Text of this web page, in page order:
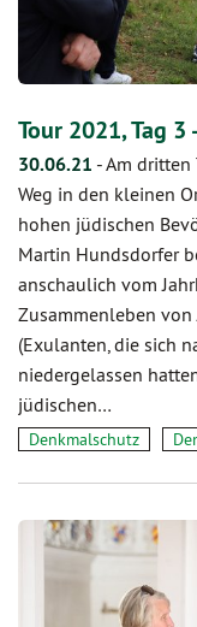
Tour 2021, Tag
30.06.21 -Am dritten
Weg in den kleinen
hohen jüdischen
Martin Hundsdorfer
anschaulich vom
Zusammenleben
(Exulanten, die sich
niedergelassen
jüdischen…
Denkmalschutz